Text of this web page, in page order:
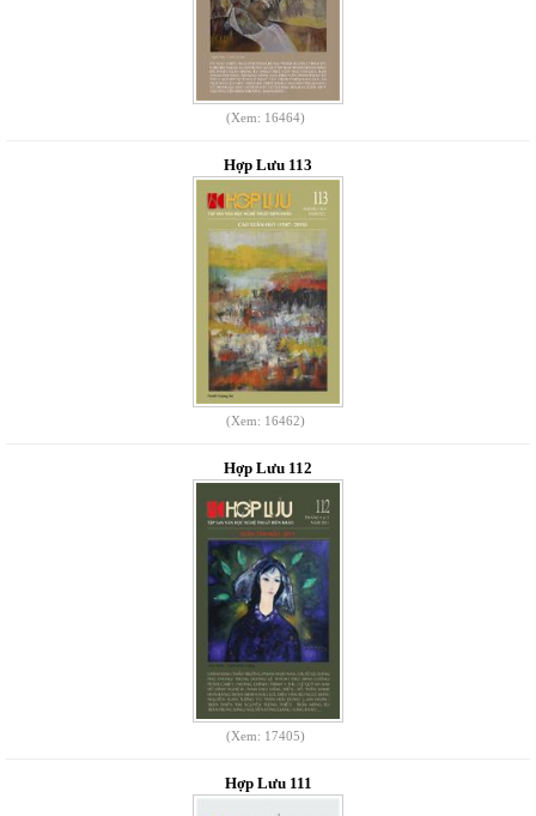
(Xem: 16464)
Hợp Lưu 113
(Xem: 16462)
Hợp Lưu 112
(Xem: 17405)
Hợp Lưu 111